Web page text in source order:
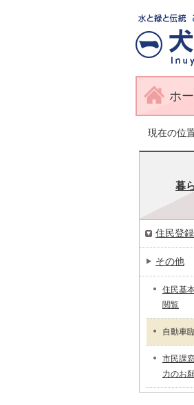
ホ
現在の位
暮
住民登
その他
住民基
閲覧
自動車
市民課
力のお